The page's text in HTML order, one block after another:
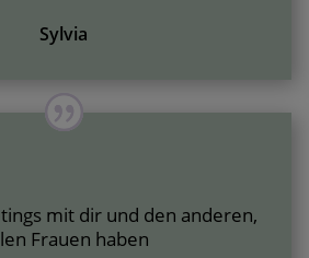
Sylvia
mit dir und den anderen,
Frauen haben